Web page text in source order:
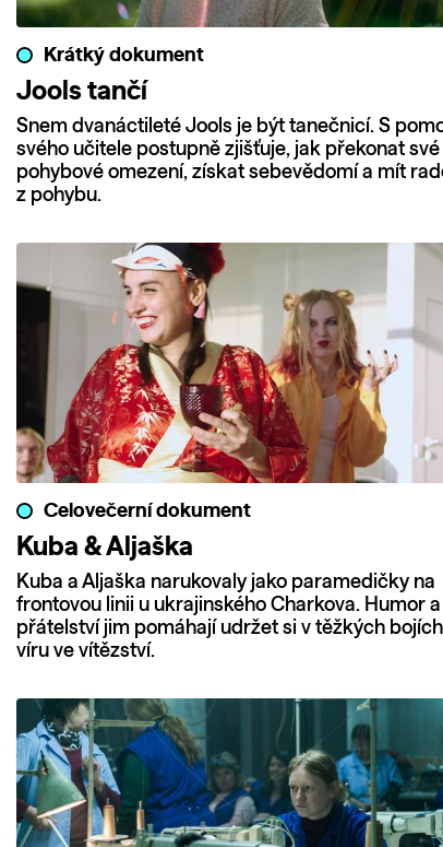
Krátký dokument
Jools tančí
Snem dvanáctileté Jools je být tanečnicí. S
svého učitele postupně zjišťuje, jak překonat své
pohybové omezení, získat sebevědomí a mít
z pohybu.
Celovečerní dokument
Kuba & Aljaška
Kuba a Aljaška narukovaly jako paramedičky na
frontovou linii u ukrajinského Charkova. Humor a
přátelství jim pomáhají udržet si v těžkých bojích
víru ve vítězství.